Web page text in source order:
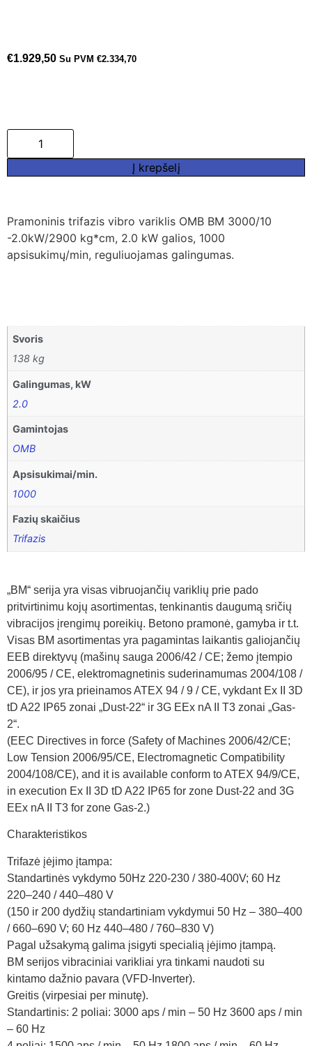
€1.929,50 Su PVM €2.334,70
Į krepšelį
Pramoninis trifazis vibro variklis OMB BM 3000/10
-2.0kW/2900 kg*cm, 2.0 kW galios, 1000
apsisukimų/min, reguliuojamas galingumas.
Svoris
138 kg
Galingumas, kW
2.0
Gamintojas
OMB
Apsisukimai/min.
1000
Fazių skaičius
Trifazis
„BM“ serija yra visas vibruojančių variklių prie pado
pritvirtinimu kojų asortimentas, tenkinantis daugumą sričių
vibracijos įrengimų poreikių. Betono pramonė, gamyba ir t.t.
Visas BM asortimentas yra pagamintas laikantis galiojančių
EEB direktyvų (mašinų sauga 2006/42 / CE; žemo įtempio
2006/95 / CE, elektromagnetinis suderinamumas 2004/108 /
CE), ir jos yra prieinamos ATEX 94 / 9 / CE, vykdant Ex II 3D
tD A22 IP65 zonai „Dust-22“ ir 3G EEx nA II T3 zonai „Gas-
2“.
(EEC Directives in force (Safety of Machines 2006/42/CE;
Low Tension 2006/95/CE, Electromagnetic Compatibility
2004/108/CE), and it is available conform to ATEX 94/9/CE,
in execution Ex II 3D tD A22 IP65 for zone Dust-22 and 3G
EEx nA II T3 for zone Gas-2.)
Charakteristikos
Trifazė įėjimo įtampa:
Standartinės vykdymo 50Hz 220-230 / 380-400V; 60 Hz
220–240 / 440–480 V
(150 ir 200 dydžių standartiniam vykdymui 50 Hz – 380–400
/ 660–690 V; 60 Hz 440–480 / 760–830 V)
Pagal užsakymą galima įsigyti specialią įėjimo įtampą.
BM serijos vibraciniai varikliai yra tinkami naudoti su
kintamo dažnio pavara (VFD-Inverter).
Greitis (virpesiai per minutę).
Standartinis: 2 poliai: 3000 aps / min – 50 Hz 3600 aps / min
– 60 Hz